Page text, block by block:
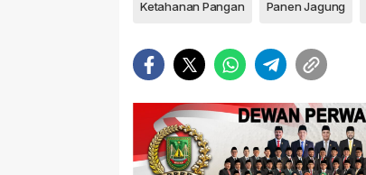
Ketahanan Pangan Panen Jagung